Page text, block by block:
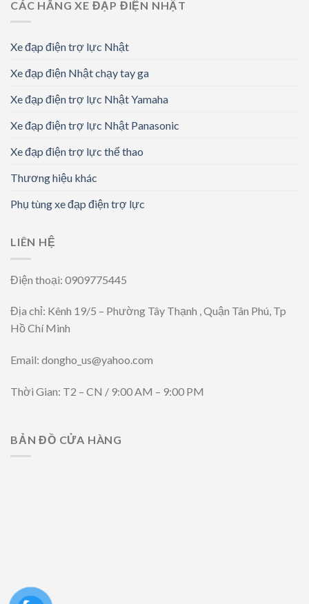
CÁC HÃNG XE ĐẠP ĐIỆN NHẬT
Xe đạp điện trợ lực Nhật
Xe đạp điện Nhật chạy tay ga
Xe đạp điện trợ lực Nhật Yamaha
Xe đạp điện trợ lực Nhật Panasonic
Xe đạp điện trợ lực thể thao
Thương hiệu khác
Phụ tùng xe đạp điện trợ lực
LIÊN HỆ
Điện thoại: 0909775445
Địa chỉ: Kênh 19/5 – Phường Tây Thạnh , Quận Tân Phú, Tp
Hồ Chí Minh
Email: dongho_us@yahoo.com
Thời Gian: T2 – CN / 9:00 AM – 9:00 PM
BẢN ĐỒ CỬA HÀNG